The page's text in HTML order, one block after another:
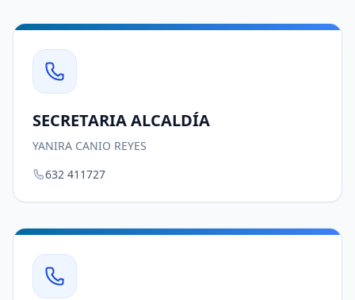
SECRETARIA ALCALDÍA
YANIRA CANIO REYES
632 411727